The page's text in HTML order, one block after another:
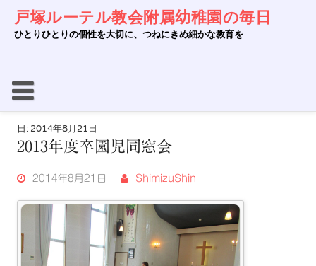
content
戸塚ルーテル教会附属幼稚園の毎日
ひとりひとりの個性を大切に、つねにきめ細かな教育を
日: 2014年8月21日
2013年度卒園児同窓会
2014年8月21日 ShimizuShin